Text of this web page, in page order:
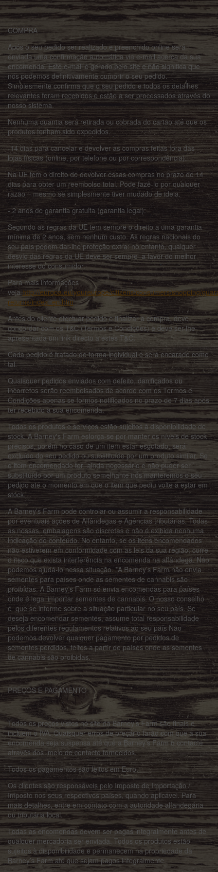
COMPRA
Após o seu pedido ser realizado e preenchido online será
enviada uma confirmação automática via e-mail acerca da sua
encomenda. Este e-mail é gerado pelo site e não significa que
nós podemos definitivamente cumprir o seu pedido.
Simplesmente confirma que o seu pedido e todos os detalhes
relevantes foram recebidos e estão a ser processados através do
nosso sistema.
Nenhuma quantia será retirada ou cobrada do cartão até que os
produtos tenham sido expedidos.
-14 dias para cancelar e devolver as compras feitas fora das
lojas físicas (online, por telefone ou por correspondência):
Na UE tem o direito de devolver essas compras no prazo de 14
dias para obter um reembolso total. Pode fazê-lo por qualquer
razão – mesmo se simplesmente tiver mudado de ideia.
- 2 anos de garantia gratuita (garantia legal):
Segundo as regras da UE tem sempre o direito a uma garantia
mínima de 2 anos, sem nenhum custo. As regras nacionais do
seu país podem dar-lhe proteção extra: no entanto, qualquer
desvio das regras da UE deve ser sempre a favor do melhor
interesse do consumidor.
Para mais informações
vejahttp://europa.eu/youreurope/citizens/consumers/shopping/
returns/index_en.htm
Antes do cliente efectuar pedido e finalizar a compra, deve
concordar com os T&C (Termos e Condições) e deve ser-lhe
apresentada um link directo a estes T&C.
Cada pedido é tratado de forma individual e será encarado como
tal.
Quaisquer pedidos enviados com defeito, danificados ou
incorretos serão reembolsados de acordo com os Termos e
Condições apenas se formos notificados no prazo de 7 dias após
ter recebido a sua encomenda.
Todos os produtos e serviços estão sujeitos à disponibilidade de
stock. A Barney's Farm esforça-se por manter os níveis de stock
precisos, porém no caso de um item estar esgotado, será
excluído do seu pedido ou substituído por um produto similar. Se
o item encomendado for ainda necessário e não puder ser
substituído por um produto semelhante nós manteremos o seu
pedido até o momento em que o item que pediu volte a estar em
stock.
A Barney’s Farm pode controlar ou assumir a responsabilidade
por eventuais ações de Alfândegas e Agências tributárias. Todas
as nossas embalagens são discretas e não é exibida nenhuma
indicação do conteúdo. No entanto, se os itens encomendados
não estiverem em conformidade com as leis da sua região, corre
o risco que exista interferência na encomenda na alfândega. Não
podemos ajudá-lo nessa situação. *A Barney’s Farm não envia
sementes para países onde as sementes de cannabis são
proibidas. A Barney’s Farm só envia encomendas para países
onde é legal importar sementes de cannabis. O nosso conselho
é que se informe sobre a situação particular no seu país. Se
deseja encomendar sementes, assume total responsabilidade
pelos diferentes regulamentos relativos ao seu país Não
podemos devolver qualquer pagamento por pedidos de
sementes perdidos, feitos a partir de países onde as sementes
de cannabis são proibidas.
PREÇOS E PAGAMENTO
Todos os preços vistos no site da Barney’s Farm são finais e
incluem o IVA. Quaisquer erros de preçário farão com que a sua
encomenda seja suspensa até que a Barney’s Farm o contacte
através dos meio de contacto fornecidos.
Todos os pagamentos são feitos em Euro.
Os clientes são responsáveis pelo Imposto de Importação /
Imposto nos seus respectivos países, quando aplicável. Para
mais detalhes, entre em contato com a autoridade alfandegária
ou tributária local.
Todas as encomendas devem ser pagas integralmente antes de
qualquer mercadoria ser enviada. Todos os produtos estão
sujeitos à disponibilidade e permanecem na propriedade da
Barney’s Farm até que sejam pagos integralmente.